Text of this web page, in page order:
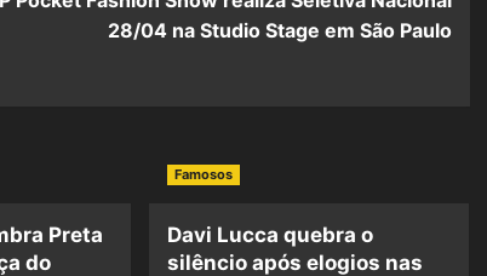
28/04 na Studio Stage em São Paulo
Preta
do
Famosos
Davi Lucca quebra o
silêncio após elogios nas